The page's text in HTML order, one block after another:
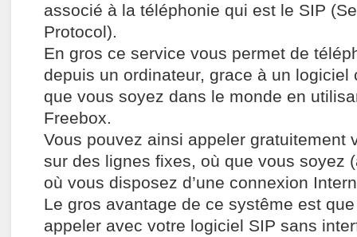
associé à la téléphonie qui est le SIP
Protocol).
En gros ce service vous permet de
depuis un ordinateur, grace à un logiciel
que vous soyez dans le monde en
Freebox.
Vous pouvez ainsi appeler gratuitement
sur des lignes fixes, où que vous soyez
où vous disposez d’une connexion
Le gros avantage de ce systême est
appeler avec votre logiciel SIP sans